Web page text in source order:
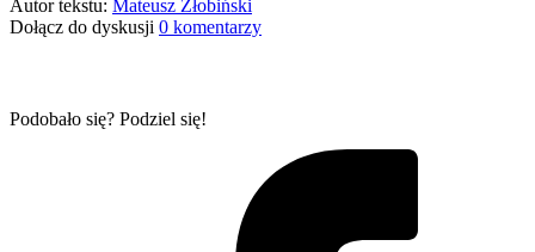
Autor tekstu: Mateusz Żłobiński
Dołącz do dyskusji 0 komentarzy
Podobało się? Podziel się!